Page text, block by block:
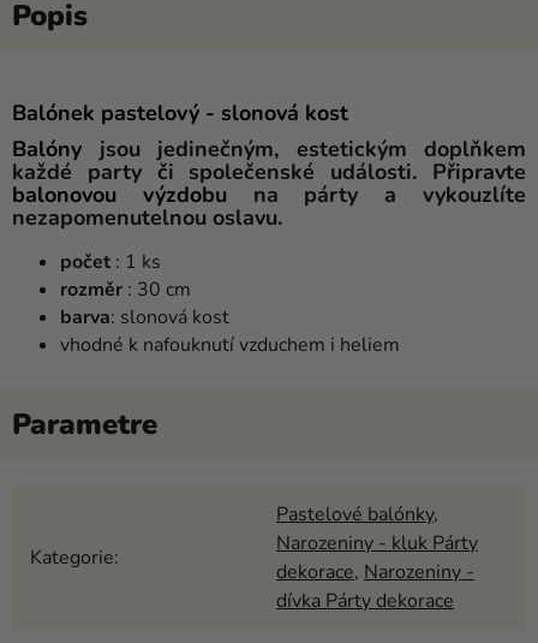
Balónek pastelový - slonová kost
Balóny jsou jedinečným, estetickým doplňkem
každé party či společenské události. Připravte
balonovou výzdobu na párty a vykouzlíte
nezapomenutelnou oslavu.
počet : 1 ks
rozměr : 30 cm
barva: slonová kost
vhodné k nafouknutí vzduchem i heliem
Kategorie:
Pastelové balónky,
Narozeniny - kluk Párty
dekorace, Narozeniny -
dívka Párty dekorace